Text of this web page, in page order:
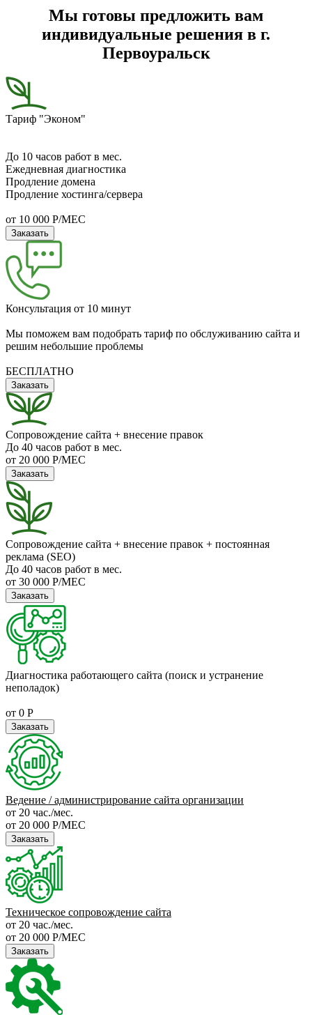
Мы готовы предложить вам
индивидуальные решения в г.
Первоуральск
Тариф "Эконом"
До 10 часов работ в мес.
Ежедневная диагностика
Продление домена
Продление хостинга/сервера
от 10 000 Р/МЕС
Заказать
Консультация от 10 минут
Мы поможем вам подобрать тариф по обслуживанию сайта и
решим небольшие проблемы
БЕСПЛАТНО
Заказать
Сопровождение сайта + внесение правок
До 40 часов работ в мес.
от 20 000 Р/МЕС
Заказать
Сопровождение сайта + внесение правок + постоянная
реклама (SEO)
До 40 часов работ в мес.
от 30 000 Р/МЕС
Заказать
Диагностика работающего сайта (поиск и устранение
неполадок)
от 0 Р
Заказать
Ведение / администрирование сайта организации
от 20 час./мес.
от 20 000 Р/МЕС
Заказать
Техническое сопровождение сайта
от 20 час./мес.
от 20 000 Р/МЕС
Заказать